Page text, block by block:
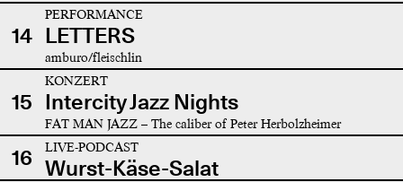
14
PERFORMANCE
LETTERS
amburo/fleischlin
15
KONZERT
Intercity Jazz Nights
FAT MAN JAZZ – The caliber of Peter Herbolzheimer
16 LIVE-PODCAST
Wurst-Käse-Salat